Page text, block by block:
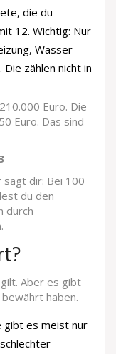
die du
12. Wichtig: Nur
Wasser
zählen nicht in
Euro. Die
Euro. Das sind
dir: Bei 100
du den
durch
Aber es gibt
haben.
gibt es meist nur